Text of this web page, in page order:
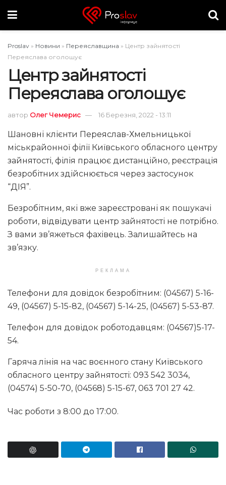
Proslav » Новини » Переяславщина » Центр зайнятості
Переяслава оголошує
Центр зайнятості
Переяслава оголошує
автор Олег Чемерис 16 Березня, 2022 - 13:11
Шановні клієнти Переяслав-Хмельницької
міськрайонної філії Київського обласного центру
зайнятості, філія працює дистанційно, реєстрація
безробітних здійснюється через застосунок
“ДІЯ”.
Безробітним, які вже зареєстровані як пошукачі
роботи, відвідувати центр зайнятості не потрібно.
З вами зв’яжеться фахівець. Залишайтесь на
зв’язку.
РЕКЛАМА
Телефони для довідок безробітним: (04567) 5-16-
49, (04567) 5-15-82, (04567) 5-14-25, (04567) 5-53-87.
Телефон для довідок роботодавцям: (04567)5-17-
54.
Гаряча лінія на час воєнного стану Київського
обласного центру зайнятості: 093 542 3034,
(04574) 5-50-70, (04568) 5-15-67, 063 701 27 42.
Час роботи з 8:00 до 17:00.